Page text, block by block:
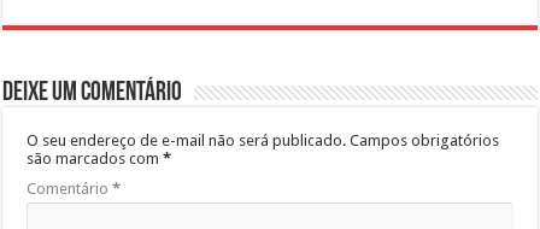
Deixe um comentário
O seu endereço de e-mail não será publicado. Campos obrigatórios
são marcados com*
Comentário*